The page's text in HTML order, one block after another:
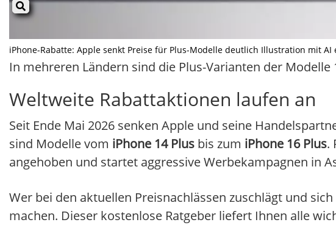
iPhone-Rabatte: Apple senkt Preise für Plus-Modelle deutlich Illustration mit
In mehreren Ländern sind die Plus-Varianten der
Weltweite Rabattaktionen laufen an
Seit Ende Mai 2026 senken Apple und seine
sind Modelle vom iPhone 14 Plus bis zum iPhone 16 Plus.
angehoben und startet aggressive Werbekampagnen in
Wer bei den aktuellen Preisnachlässen zuschlägt und
machen. Dieser kostenlose Ratgeber liefert Ihnen alle